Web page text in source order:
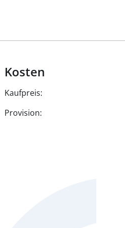
Kosten
Kaufpreis:
Provision: